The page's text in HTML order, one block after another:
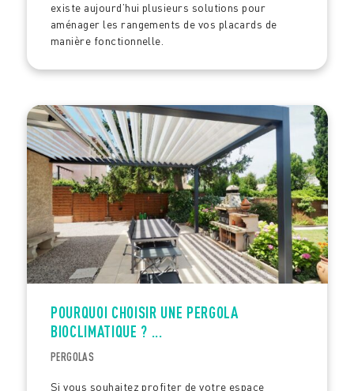
existe aujourd’hui plusieurs solutions pour
aménager les rangements de vos placards de
manière fonctionnelle.
POURQUOI CHOISIR UNE PERGOLA
BIOCLIMATIQUE ? ...
PERGOLAS
Si vous souhaitez profiter de votre espace